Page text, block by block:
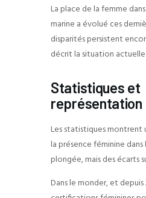
La place de la femme
marine a évolué ces
disparités persistent
décrit la situation
Statistiques et
représentation
Les statistiques montrent
la présence féminine
plongée, mais des écarts
Dans le monder, et depuis